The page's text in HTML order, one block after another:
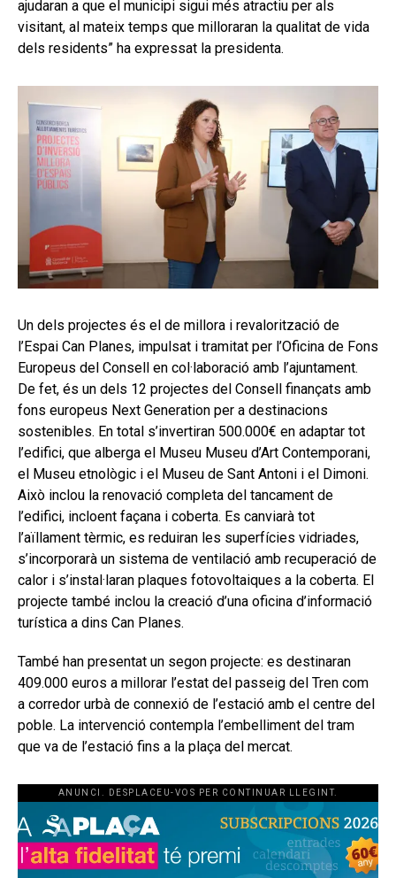
ajudaran a que el municipi sigui més atractiu per als
visitant, al mateix temps que milloraran la qualitat de vida
dels residents” ha expressat la presidenta.
Un dels projectes és el de millora i revalorització de
l’Espai Can Planes, impulsat i tramitat per l’Oficina de Fons
Europeus del Consell en col·laboració amb l’ajuntament.
De fet, és un dels 12 projectes del Consell finançats amb
fons europeus Next Generation per a destinacions
sostenibles. En total s’invertiran 500.000€ en adaptar tot
l’edifici, que alberga el Museu Museu d’Art Contemporani,
el Museu etnològic i el Museu de Sant Antoni i el Dimoni.
Això inclou la renovació completa del tancament de
l’edifici, incloent façana i coberta. Es canviarà tot
l’aïllament tèrmic, es reduiran les superfícies vidriades,
s’incorporarà un sistema de ventilació amb recuperació de
calor i s’instal·laran plaques fotovoltaiques a la coberta. El
projecte també inclou la creació d’una oficina d’informació
turística a dins Can Planes.
També han presentat un segon projecte: es destinaran
409.000 euros a millorar l’estat del passeig del Tren com
a corredor urbà de connexió de l’estació amb el centre del
poble. La intervenció contempla l’embelliment del tram
que va de l’estació fins a la plaça del mercat.
ANUNCI. DESPLACEU-VOS PER CONTINUAR LLEGINT.